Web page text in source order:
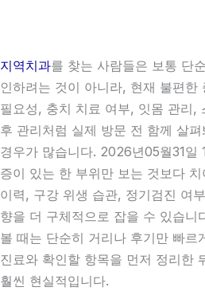
지역치과를 찾는 사람들은 보통 단
인하려는 것이 아니라, 현재 불편한
필요성, 충치 치료 여부, 잇몸 관리,
후 관리처럼 실제 방문 전 함께 살
경우가 많습니다. 2026년05월31일
증이 있는 한 부위만 보는 것보다
이력, 구강 위생 습관, 정기검진 여
향을 더 구체적으로 잡을 수 있습니
볼 때는 단순히 거리나 후기만 빠르
진료와 확인할 항목을 먼저 정리한
훨씬 현실적입니다.